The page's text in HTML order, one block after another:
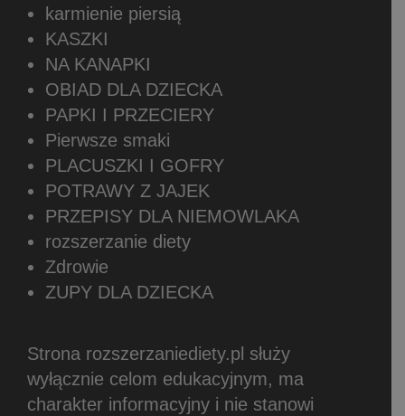
karmienie piersią
KASZKI
NA KANAPKI
OBIAD DLA DZIECKA
PAPKI I PRZECIERY
Pierwsze smaki
PLACUSZKI I GOFRY
POTRAWY Z JAJEK
PRZEPISY DLA NIEMOWLAKA
rozszerzanie diety
Zdrowie
ZUPY DLA DZIECKA
Strona rozszerzaniediety.pl służy
wyłącznie celom edukacyjnym, ma
charakter informacyjny i nie stanowi